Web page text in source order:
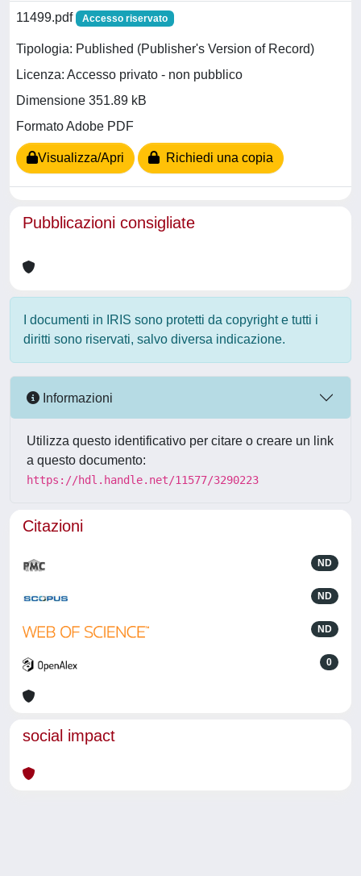
11499.pdf Accesso riservato
Tipologia: Published (Publisher's Version of Record)
Licenza: Accesso privato - non pubblico
Dimensione 351.89 kB
Formato Adobe PDF
Visualizza/Apri Richiedi una copia
Pubblicazioni consigliate
I documenti in IRIS sono protetti da copyright e tutti i
diritti sono riservati, salvo diversa indicazione.
Informazioni
Utilizza questo identificativo per citare o creare un link
a questo documento:
https://hdl.handle.net/11577/3290223
Citazioni
ND
ND
ND
0
social impact